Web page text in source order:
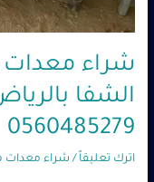
شراء
الشفا
0560485279
اترك تعليقاً / شراء معدات